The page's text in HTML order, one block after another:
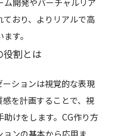
ム開発やバーチャルリア
ており、よりリアルで高
す。
役割とは
ションは視覚的な表現
を計画することで、視
けをします。CG作り方